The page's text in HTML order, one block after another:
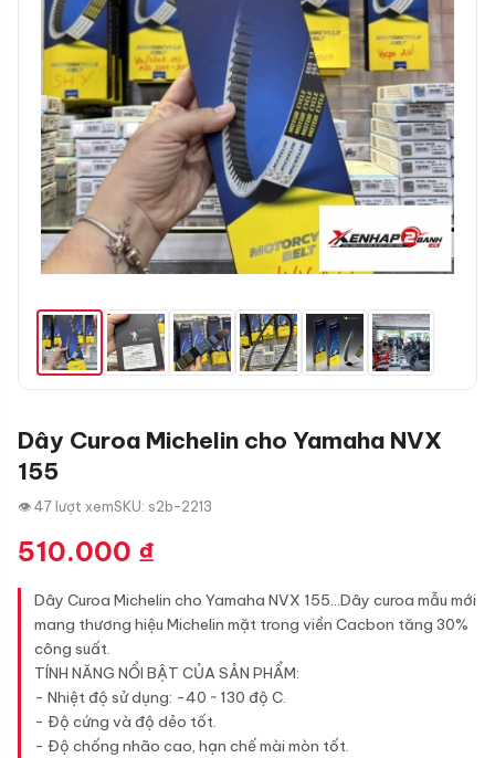
Dây Curoa Michelin cho Yamaha NVX
155
👁 47 lượt xemSKU: s2b-2213
510.000 ₫
Dây Curoa Michelin cho Yamaha NVX 155...Dây curoa mẫu mới
mang thương hiệu Michelin mặt trong viền Cacbon tăng 30%
công suất.
TÍNH NĂNG NỔI BẬT CỦA SẢN PHẨM:
- Nhiệt độ sử dụng: -40 ~ 130 độ C.
- Độ cứng và độ dẻo tốt.
- Độ chống nhão cao, hạn chế mài mòn tốt.